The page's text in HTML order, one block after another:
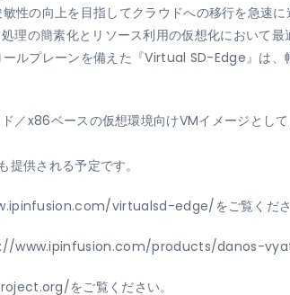
性の向上を目指してクラウドへの移行を急速
の簡素化とリソース利用の仮想化において
ルプレーンを備えた『Virtual SD-Edge』は
／x86ベースの仮想環境向けVMイメージ とし
供される予定です。
virtualsd-edge/をご覧くださ
www.ipinfusion.com/products/danos-
をご覧ください。